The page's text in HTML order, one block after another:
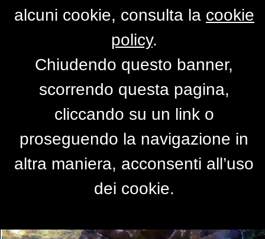
Per accedere alla versione completa del
clicca qui
PRIMO PIANO
alcuni cookie, consulta la cookie
policy.
Chiudendo questo banner,
scorrendo questa pagina,
cliccando su un link o
proseguendo la navigazione in
altra maniera, acconsenti all’uso
dei cookie.